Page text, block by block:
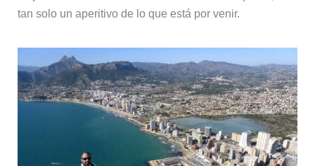
tan solo un aperitivo de lo que está por venir.